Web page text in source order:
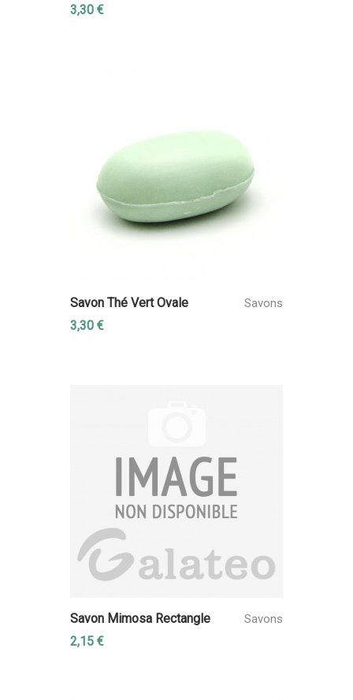
3,30 €
Savon Thé Vert Ovale Savons
3,30 €
Savon Mimosa Rectangle Savons
2,15 €